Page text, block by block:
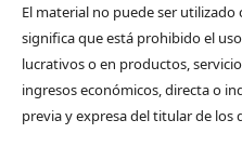
El material no puede ser utilizado
significa que está prohibido el
lucrativos o en productos,
ingresos económicos, directa o
previa y expresa del titular de los